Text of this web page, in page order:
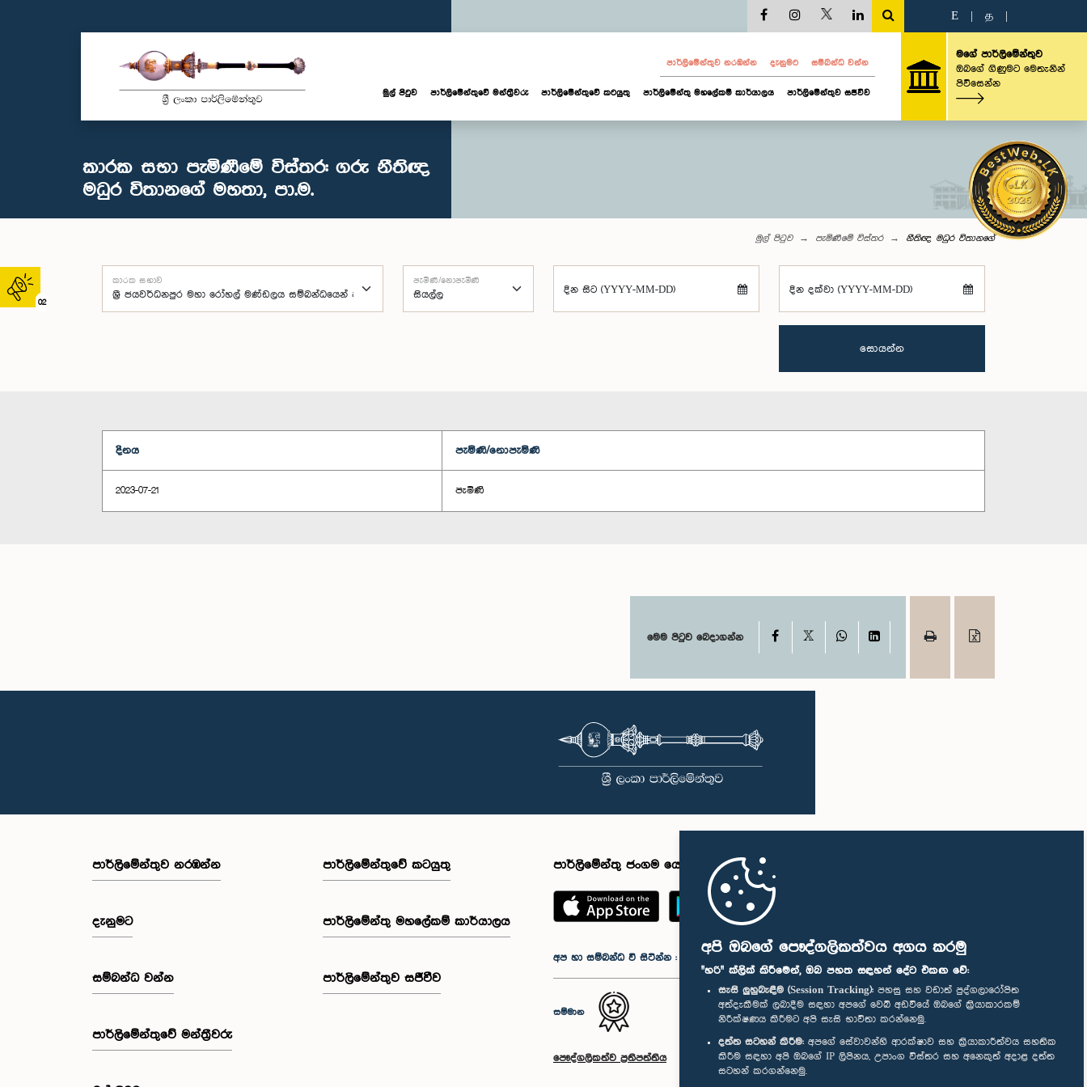
අපි ඔබගේ පෞද්ගලිකත්වය අගය කරමු
"හරි" ක්ලික් කිරීමෙන්, ඔබ පහත සඳහන් දේට එකඟ වේ:
සැසි ලුහුබැඳීම (Session Tracking): පහසු සහ වඩාත් පුද්ගලාරෝපිත
අත්දැකීමක් ලබාදීම සඳහා අපගේ වෙබ් අඩවියේ ඔබගේ ක්‍රියාකාරකම්
නිරීක්ෂණය කිරීමට අපි සැසි භාවිතා කරන්නෙමු.
දත්ත සටහන් කිරීම: අපගේ සේවාවන්හි ආරක්ෂාව සහ ක්‍රියාකාරීත්වය සහතික
කිරීම සඳහා අපි ඔබගේ IP ලිපිනය, උපාංග විස්තර සහ අනෙකුත් අදාළ දත්ත
සටහන් කරගන්නෙමු.
02
E த
පාර්ලි‌මේන්තුව නරඹන්න දැනුමට සම්බන්ධ වන්න
මුල් පිටුව පාර්ලි‌මේන්තුවේ මන්ත්‍රීවරු පාර්ලිමේන්තුවේ කටයුතු පාර්ලිමේන්තු මහලේකම් කාර්යාලය පාර්ලිමේන්තුව සජීවීව
මගේ පාර්ලිමේන්තුව
ඔබගේ ගිණුමට මෙතැනින්
පිවිසෙන්න
කාරක සභා පැමිණීමේ විස්තර: ගරු නීතිඥ
මධුර විතානගේ මහතා, පා.ම.
මුල් පිටුව පැමිණීමේ විස්තර නීතිඥ මධුර විතානගේ
කාරක සභාව පැමිණි/නොපැමිණි
දින සිට (YYYY-MM-DD) දින දක්වා (YYYY-MM-DD)
සොයන්න
දිනය පැමිණි/නොපැමිණි
2023-07-21 පැමිණි
මෙම පිටුව බෙදාගන්න Facebook WhatsAppLinkedIn
පාර්ලි‌මේන්තුව නරඹන්න
දැනුමට
සම්බන්ධ වන්න
පාර්ලි‌මේන්තුවේ මන්ත්‍රීවරු
පාර්ලිමේන්තුවේ කටයුතු
පාර්ලිමේන්තු මහලේකම් කාර්යාලය
පාර්ලිමේන්තුව සජීවීව
පාර්ලිමේන්තු ජංගම යෙදුම
අප හා සම්බන්ධ වී සිටින්න :
සම්මාන
පෞද්ගලිකත්ව ප්‍රතිපත්තිය